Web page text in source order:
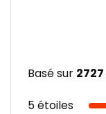
Basé sur 2727
5 étoiles